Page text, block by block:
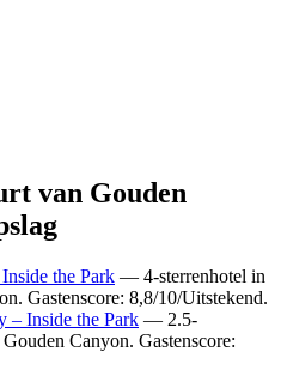
van Gouden
the Park — 4-sterrenhotel in
Gastenscore: 8,8/10/Uitstekend.
– Inside the Park — 2.5-
Canyon. Gastenscore: